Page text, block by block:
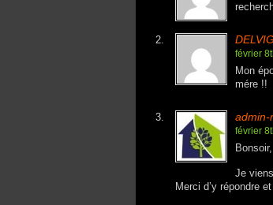
février
Mon
mére !!
admin-
février
Bonsoir,
Je
Merci d’y répondre